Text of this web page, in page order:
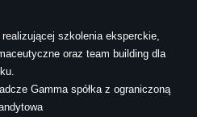
szkolenia eksperckie,
oraz team building dla
Gamma spółka z ograniczoną